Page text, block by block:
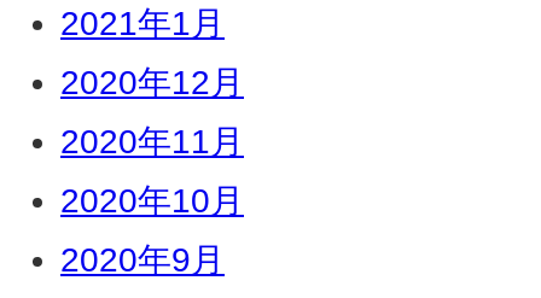
2021年1月
2020年12月
2020年11月
2020年10月
2020年9月